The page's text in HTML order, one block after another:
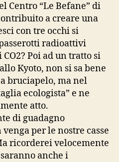
Centro “Le Befane” di
a creare una
con tre occhi si
radioattivi
Poi ad un tratto si
Kyoto, non si sa bene
bruciapelo, ma nel
ecologista” e ne
atto.
di guadagno
per le nostre casse
ricorderei velocemente
anche i